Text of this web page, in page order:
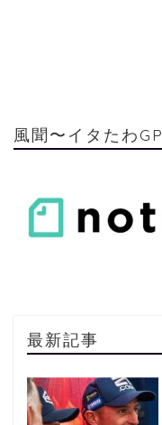
風聞〜イタたわGP
最新記事